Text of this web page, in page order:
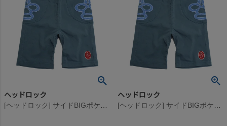
ヘッドロック ヘッドロック